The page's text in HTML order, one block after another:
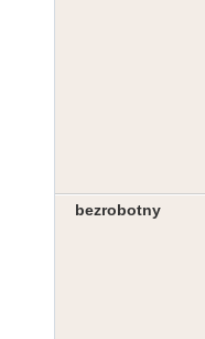
bezrobotny